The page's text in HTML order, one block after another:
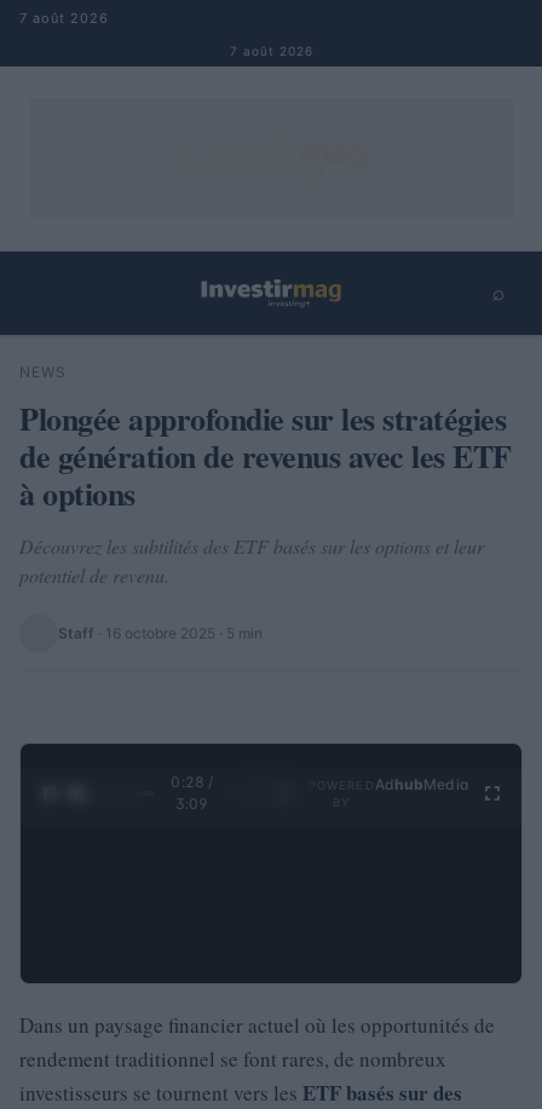
Aller au contenu
7 août 2026
7 août 2026
⌕
Rechercher
NEWS
Plongée approfondie sur les stratégies
de génération de revenus avec les ETF
à options
Découvrez les subtilités des ETF basés sur les options et leur
potentiel de revenu.
Staff · 16 octobre 2025 · 5 min
0:29 /
3:09
Ad hubMedia
Dans un paysage financier actuel où les opportunités de
rendement traditionnel se font rares, de nombreux
investisseurs se tournent vers les ETF basés sur des